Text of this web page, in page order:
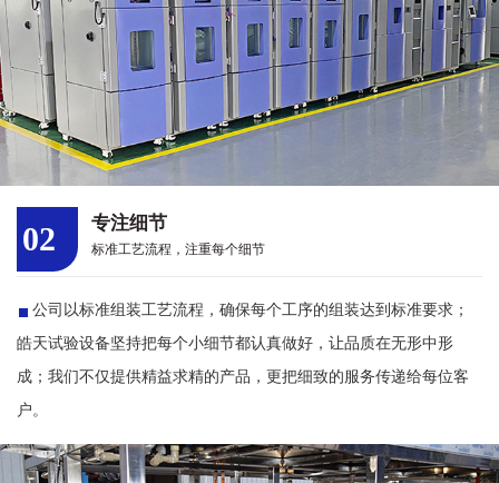
02 专注细节
标准工艺流程，注重每个细节
公司以标准组装工艺流程，确保每个工序的组装达到标准要求；
皓天试验设备坚持把每个小细节都认真做好，让品质在无形中形
成；我们不仅提供精益求精的产品，更把细致的服务传递给每位客
户。